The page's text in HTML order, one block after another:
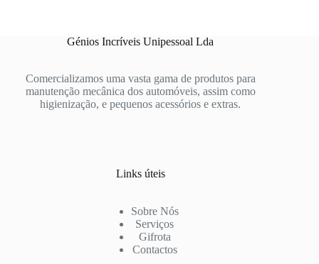
Génios Incríveis Unipessoal Lda
Comercializamos uma vasta gama de produtos para
manutenção mecânica dos automóveis, assim como
higienização, e pequenos acessórios e extras.
Links úteis
Sobre Nós
Serviços
Gifrota
Contactos